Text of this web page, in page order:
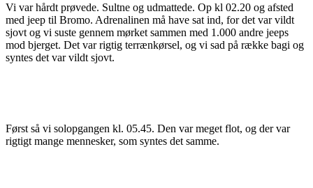
Vi var hårdt prøvede. Sultne og udmattede. Op kl 02.20 og afsted
med jeep til Bromo. Adrenalinen må have sat ind, for det var vildt
sjovt og vi suste gennem mørket sammen med 1.000 andre jeeps
mod bjerget. Det var rigtig terrænkørsel, og vi sad på række bagi og
syntes det var vildt sjovt.
Først så vi solopgangen kl. 05.45. Den var meget flot, og der var
rigtigt mange mennesker, som syntes det samme.